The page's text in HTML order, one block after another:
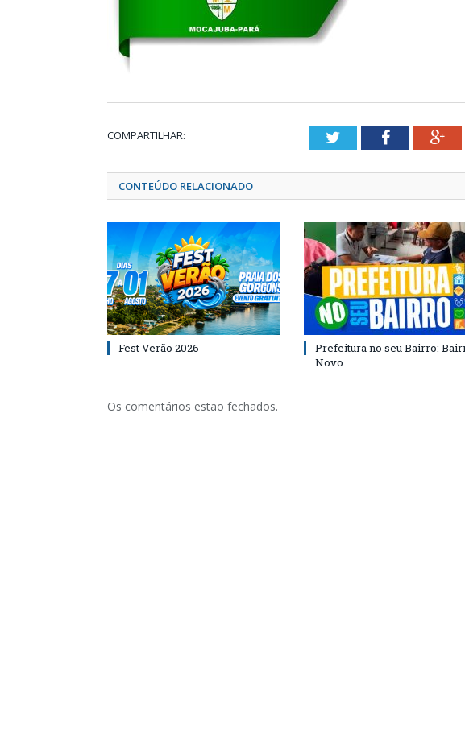
COMPARTILHAR: TwitterFacebook
CONTEÚDO RELACIONADO
Fest Verão 2026
Prefeitura no seu Bairro:
Novo
Os comentários estão fechados.